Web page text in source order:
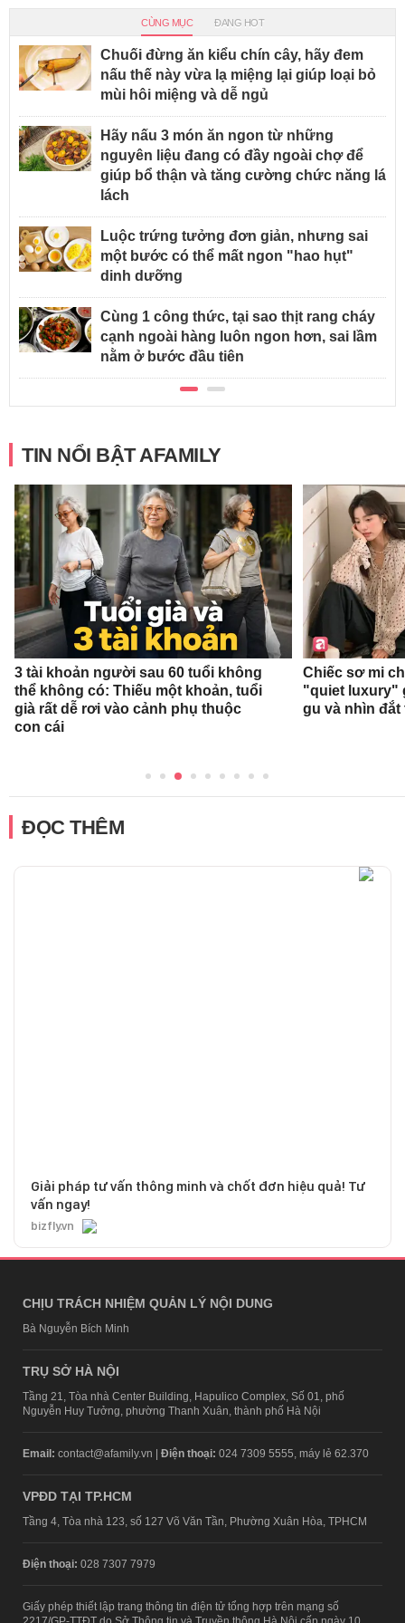
CÙNG MỤC ĐANG HOT
Chuối đừng ăn kiểu chín cây, hãy đem
nấu thế này vừa lạ miệng lại giúp loại bỏ
mùi hôi miệng và dễ ngủ
Hãy nấu 3 món ăn ngon từ những
nguyên liệu đang có đầy ngoài chợ để
giúp bổ thận và tăng cường chức năng lá
lách
Luộc trứng tưởng đơn giản, nhưng sai
một bước có thể mất ngon "hao hụt"
dinh dưỡng
Cùng 1 công thức, tại sao thịt rang cháy
cạnh ngoài hàng luôn ngon hơn, sai lầm
nằm ở bước đầu tiên
TIN NỔI BẬT AFAMILY
3 tài khoản người sau 60 tuổi không
thể không có: Thiếu một khoản, tuổi
già rất dễ rơi vào cảnh phụ thuộc
con cái
Chiếc sơ mi
"quiet luxury"
gu và nhìn
ĐỌC THÊM
Giải pháp tư vấn thông minh và chốt đơn hiệu quả! Tư
vấn ngay!
bizfly.vn
CHỊU TRÁCH NHIỆM QUẢN LÝ NỘI DUNG
Bà Nguyễn Bích Minh
TRỤ SỞ HÀ NỘI
Tầng 21, Tòa nhà Center Building, Hapulico Complex, Số 01, phố
Nguyễn Huy Tưởng, phường Thanh Xuân, thành phố Hà Nội
Email: contact@afamily.vn | Điện thoại: 024 7309 5555, máy lẻ 62.370
VPĐD TẠI TP.HCM
Tầng 4, Tòa nhà 123, số 127 Võ Văn Tần, Phường Xuân Hòa, TPHCM
Điện thoại: 028 7307 7979
Giấy phép thiết lập trang thông tin điện tử tổng hợp trên mạng số